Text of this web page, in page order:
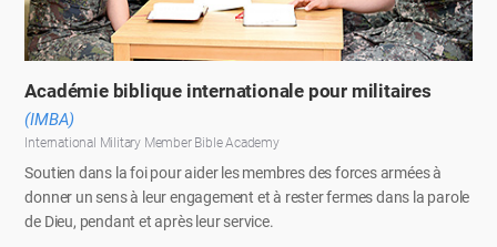
Académie biblique internationale pour militaires
(IMBA)
International Military Member Bible Academy
Soutien dans la foi pour aider les membres des forces armées à
donner un sens à leur engagement et à rester fermes dans la parole
de Dieu, pendant et après leur service.